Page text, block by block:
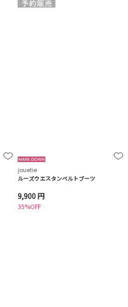
jouetie
ルーズウエスタンベルトブーツ
9,900 円
35%OFF